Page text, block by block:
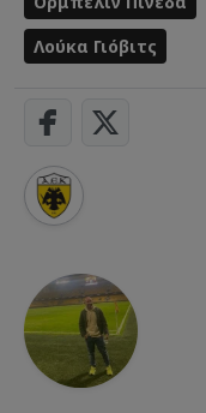
Λούκα Γιόβιτς